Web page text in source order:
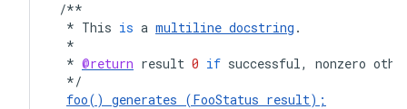
/**
* This is a multiline docstring .
*
* @return result 0 if successful, nonzero
*/
foo() generates (FooStatus result);